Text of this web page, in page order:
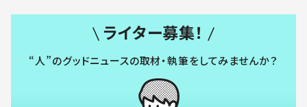
ライター募集！
“人”のグッドニュースの取材・執筆をしてみませんか？